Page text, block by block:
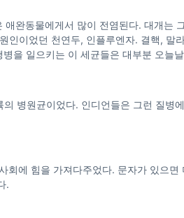
완동물에게서 많이 전염된다. 대개는
인이었던 천연두, 인플루엔자. 결핵, 말
을 일으키는 이 세균들은 대부분 오늘
병원균이었다. 인디언들은 그런 질병
회에 힘을 가져다주었다. 문자가 있으
.